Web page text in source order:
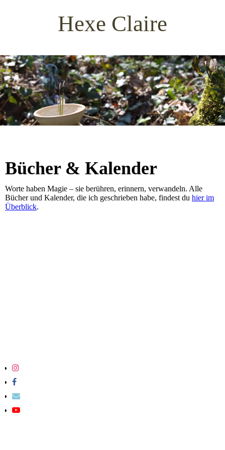
Hexe Claire
Bücher & Kalender
Worte haben Magie – sie berühren, erinnern, verwandeln. Alle
Bücher und Kalender, die ich geschrieben habe, findest du hier im
Überblick.